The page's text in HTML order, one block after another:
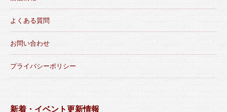
よくある質問
お問い合わせ
プライバシーポリシー
新着・イベント更新情報